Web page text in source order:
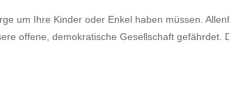
um Ihre Kinder oder Enkel haben müssen.
offene, demokratische Gesellschaft gefährdet.